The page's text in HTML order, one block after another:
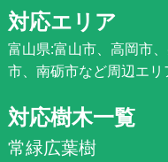
対応エリア
富山県:富山市、高岡市
市、南砺市など周辺エリ
対応樹木一覧
常緑広葉樹